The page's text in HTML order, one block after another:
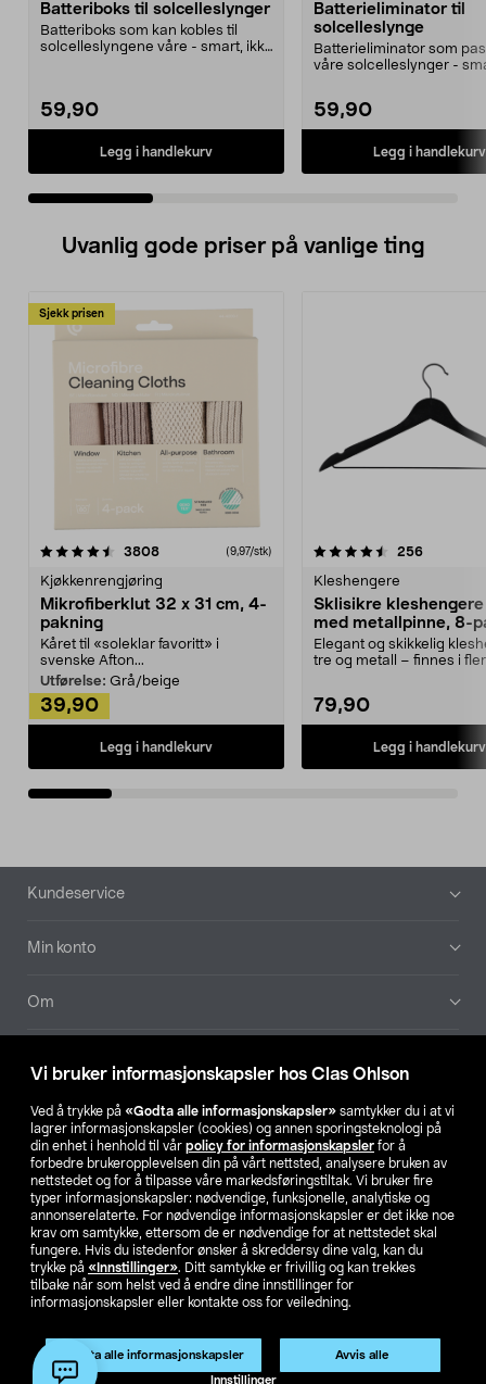
Vi bruker informasjonskapsler hos Clas Ohlson
Ved å trykke på «Godta alle informasjonskapsler» samtykker du i at vi
lagrer informasjonskapsler (cookies) og annen sporingsteknologi på
din enhet i henhold til vår policy for informasjonskapsler for å
forbedre brukeropplevelsen din på vårt nettsted, analysere bruken av
nettstedet og for å tilpasse våre markedsføringstiltak. Vi bruker fire
typer informasjonskapsler: nødvendige, funksjonelle, analytiske og
annonserelaterte. For nødvendige informasjonskapsler er det ikke noe
krav om samtykke, ettersom de er nødvendige for at nettstedet skal
fungere. Hvis du istedenfor ønsker å skreddersy dine valg, kan du
trykke på «Innstillinger». Ditt samtykke er frivillig og kan trekkes
tilbake når som helst ved å endre dine innstillinger for
informasjonskapsler eller kontakte oss for veiledning.
Godta alle informasjonskapsler Avvis alle
Innstillinger
Batteriboks til solcelleslynger
Batteriboks som kan kobles til
solcelleslyngene våre - smart, ikke
59,90
Legg i handlekurv
Batterieliminator til
solcelleslynge
Batterieliminator som
våre solcelleslynger -
59,90
Legg i handlekurv
Uvanlig gode priser på vanlige ting
Sjekk prisen
3808anmeldelser(9,97/stk)
Kjøkkenrengjøring
Mikrofiberklut 32 x 31 cm, 4-
pakning
Kåret til «soleklar favoritt» i
svenske Afton...
Utførelse: Grå/beige
39,90
Legg i handlekurv
4.5av 5 stjerner 256
Kleshengere
Sklisikre
med metallpinne, 8-
Elegant og skikkelig
tre og metall – finnes i
79,90
Legg i handlekurv
4.5av 5 stjerner
Bunntekst
Kundeservice
Min konto
Om
Våre selskaper
Finn din butikk
SE NO FI
Privacy statement Medlemsvilkår Kjøpsvilkår
For bedrifter